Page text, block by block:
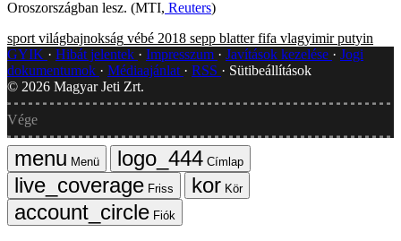
Oroszországban lesz. (MTI, Reuters)
sport világbajnokság vébé 2018 sepp blatter fifa vlagyimir putyin
GYIK
Hibát jelentek Impresszum Javítások kezelése
Jogi
dokumentumok
Médiaajánlat RSS
Sütibeállítások
© 2026 Magyar Jeti Zrt.
Vége
Menü
Címlap
Friss
Kör
Fiók